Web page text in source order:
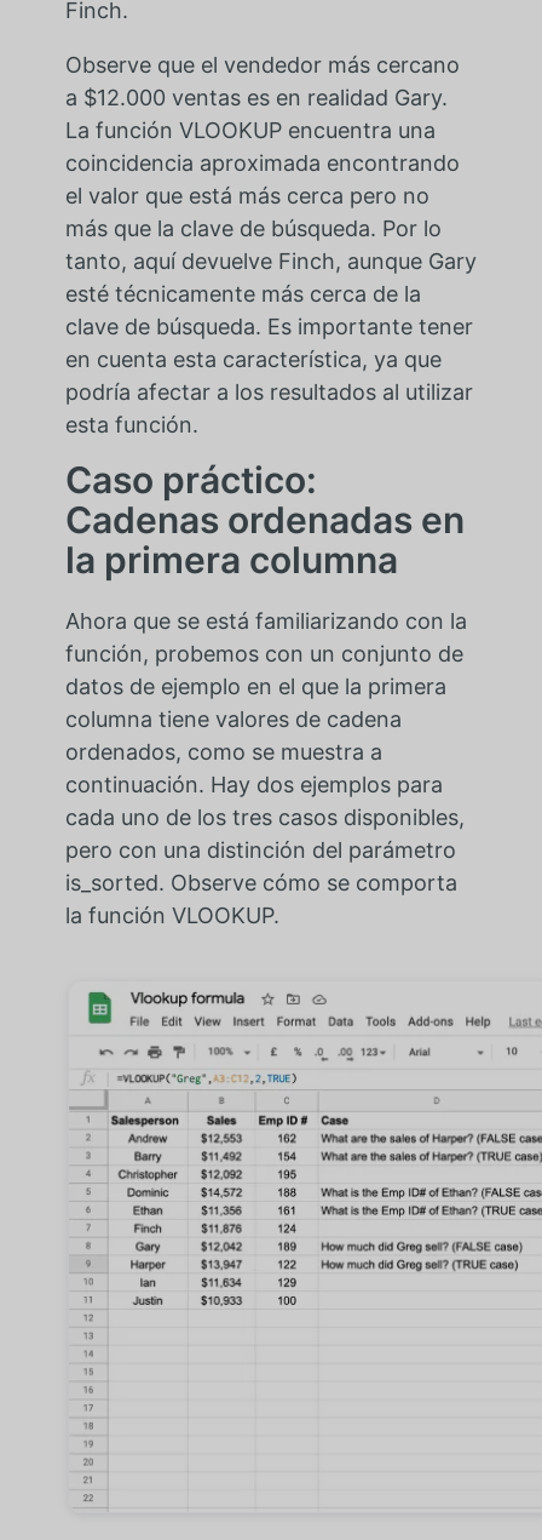
Finch.
Observe que el vendedor más cercano
a $12.000 ventas es en realidad Gary.
La función VLOOKUP encuentra una
coincidencia aproximada encontrando
el valor que está más cerca pero no
más que la clave de búsqueda. Por lo
tanto, aquí devuelve Finch, aunque Gary
esté técnicamente más cerca de la
clave de búsqueda. Es importante tener
en cuenta esta característica, ya que
podría afectar a los resultados al utilizar
esta función.
Caso práctico:
Cadenas ordenadas en
la primera columna
Ahora que se está familiarizando con la
función, probemos con un conjunto de
datos de ejemplo en el que la primera
columna tiene valores de cadena
ordenados, como se muestra a
continuación. Hay dos ejemplos para
cada uno de los tres casos disponibles,
pero con una distinción del parámetro
is_sorted. Observe cómo se comporta
la función VLOOKUP.